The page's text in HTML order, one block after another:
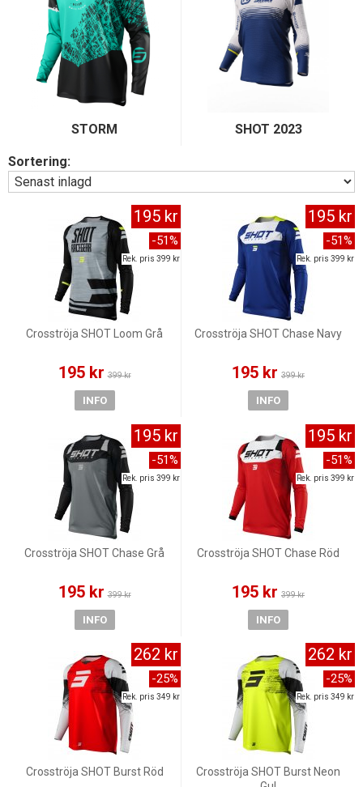
STORM SHOT 2023
Sortering:
Crosströja SHOT Loom Grå
195 kr 399 kr
195 kr
-51%
Rek. pris 399 kr
INFO
Crosströja SHOT Chase Navy
195 kr 399 kr
195 kr
-51%
Rek. pris 399 kr
INFO
Crosströja SHOT Chase Grå
195 kr 399 kr
195 kr
-51%
Rek. pris 399 kr
INFO
Crosströja SHOT Chase Röd
195 kr 399 kr
195 kr
-51%
Rek. pris 399 kr
INFO
Crosströja SHOT Burst Röd
262 kr
-25%
Rek. pris 349 kr
Crosströja SHOT Burst Neon
262 kr
-25%
Rek. pris 349 kr